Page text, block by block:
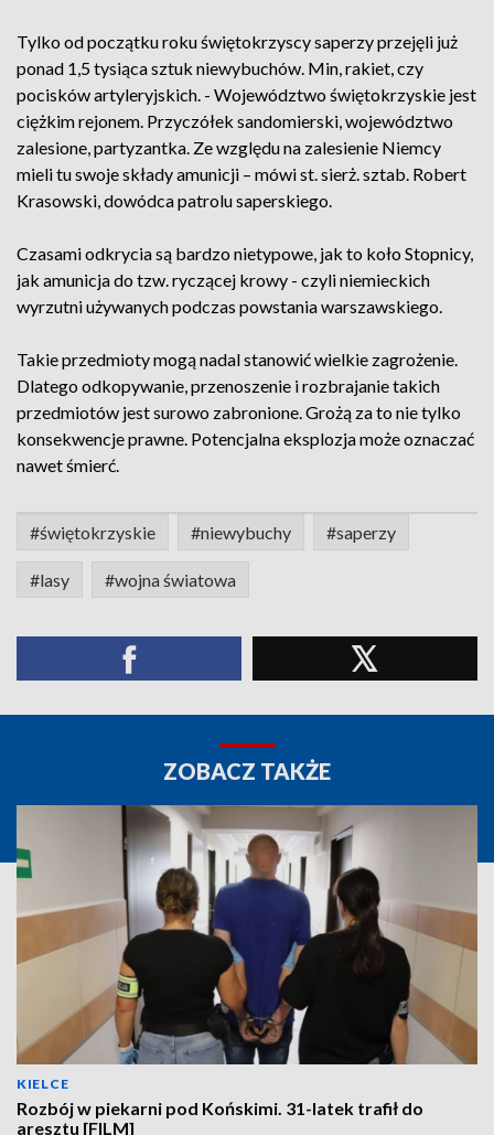
Tylko od początku roku świętokrzyscy saperzy przejęli już
ponad 1,5 tysiąca sztuk niewybuchów. Min, rakiet, czy
pocisków artyleryjskich. - Województwo świętokrzyskie jest
ciężkim rejonem. Przyczółek sandomierski, województwo
zalesione, partyzantka. Ze względu na zalesienie Niemcy
mieli tu swoje składy amunicji – mówi st. sierż. sztab. Robert
Krasowski, dowódca patrolu saperskiego.
Czasami odkrycia są bardzo nietypowe, jak to koło Stopnicy,
jak amunicja do tzw. ryczącej krowy - czyli niemieckich
wyrzutni używanych podczas powstania warszawskiego.
Takie przedmioty mogą nadal stanowić wielkie zagrożenie.
Dlatego odkopywanie, przenoszenie i rozbrajanie takich
przedmiotów jest surowo zabronione. Grożą za to nie tylko
konsekwencje prawne. Potencjalna eksplozja może oznaczać
nawet śmierć.
#świętokrzyskie #niewybuchy #saperzy
#lasy #wojna światowa
ZOBACZ TAKŻE
KIELCE
Rozbój w piekarni pod Końskimi. 31-latek trafił do
aresztu [FILM]